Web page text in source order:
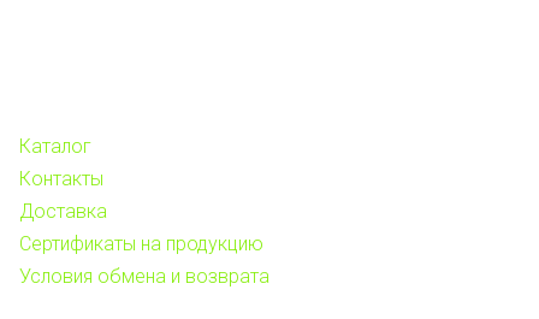
Каталог
Контакты
Доставка
Сертификаты на продукцию
Условия обмена и возврата